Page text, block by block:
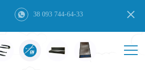
38 093 744-64-33